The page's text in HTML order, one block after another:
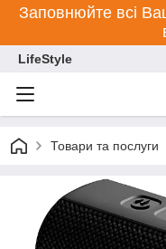
Заповнюйте всі
LifeStyle
Товари та послуги